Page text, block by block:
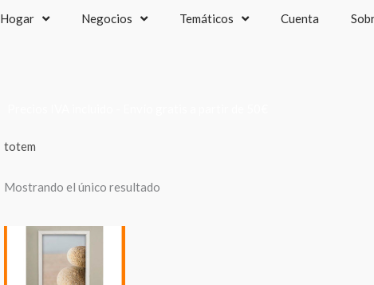
Hogar Negocios Temáticos Cuenta
totem
Mostrando el único resultado